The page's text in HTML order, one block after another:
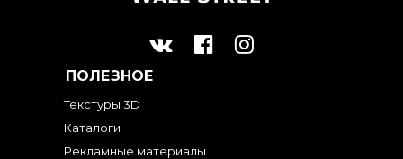
ПОЛЕЗНОЕ
Текстуры 3D
Каталоги
Рекламные материалы